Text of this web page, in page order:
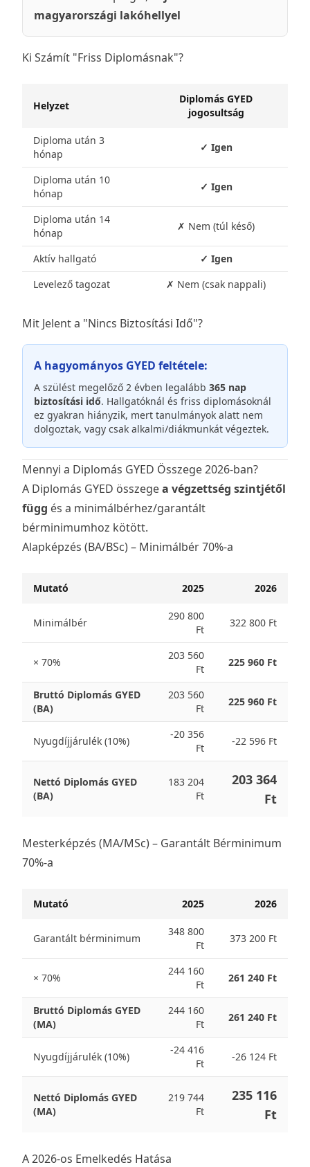
magyarországi lakóhellyel
Ki Számít "Friss Diplomásnak"?
Helyzet
Diplomás GYED
jogosultság
Diploma után 3
hónap
✓ Igen
Diploma után 10
hónap
✓ Igen
Diploma után 14
hónap
✗ Nem (túl késő)
Aktív hallgató
✓ Igen
Levelező tagozat
✗ Nem (csak nappali)
Mit Jelent a "Nincs Biztosítási Idő"?
A hagyományos GYED feltétele:
A szülést megelőző 2 évben legalább 365 nap
biztosítási idő. Hallgatóknál és friss diplomásoknál
ez gyakran hiányzik, mert tanulmányok alatt nem
dolgoztak, vagy csak alkalmi/diákmunkát végeztek.
Mennyi a Diplomás GYED Összege 2026-ban?
A Diplomás GYED összegea végzettség szintjétől
függ és a minimálbérhez/garantált
bérminimumhoz kötött.
Alapképzés (BA/BSc) – Minimálbér 70%-a
Mutató 2025 2026
Minimálbér
290 800
Ft
322 800 Ft
× 70%
203 560
Ft
225 960 Ft
Bruttó Diplomás GYED
(BA)
203 560
Ft
225 960 Ft
Nyugdíjjárulék (10%)
-20 356
Ft
-22 596 Ft
Nettó Diplomás GYED
(BA)
183 204
Ft
203 364
Ft
Mesterképzés (MA/MSc) – Garantált Bérminimum
70%-a
Mutató 2025 2026
Garantált bérminimum
348 800
Ft
373 200 Ft
× 70%
244 160
Ft
261 240 Ft
Bruttó Diplomás GYED
(MA)
244 160
Ft
261 240 Ft
Nyugdíjjárulék (10%)
-24 416
Ft
-26 124 Ft
Nettó Diplomás GYED
(MA)
219 744
Ft
235 116
Ft
A 2026-os Emelkedés Hatása